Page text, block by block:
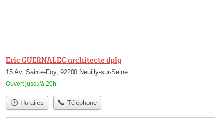
Eric GUERNALEC architecte dplg
15 Av. Sainte-Foy, 92200 Neuilly-sur-Seine
Ouvert jusqu'à 20h
Horaires Téléphone